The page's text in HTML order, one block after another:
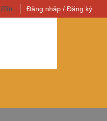
Đăng nhập / Đăng ký